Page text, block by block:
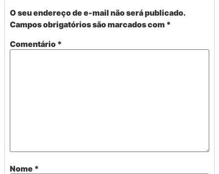
O seu endereço de e-mail não será publicado.
Campos obrigatórios são marcados com *
Comentário *
Nome *